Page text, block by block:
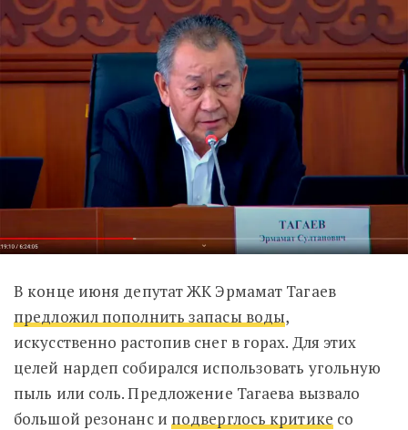
В конце июня депутат ЖК Эрмамат Тагаев
предложил пополнить запасы воды,
искусственно растопив снег в горах. Для этих
целей нардеп собирался использовать угольную
пыль или соль. Предложение Тагаева вызвало
большой резонанс и подверглось критике со